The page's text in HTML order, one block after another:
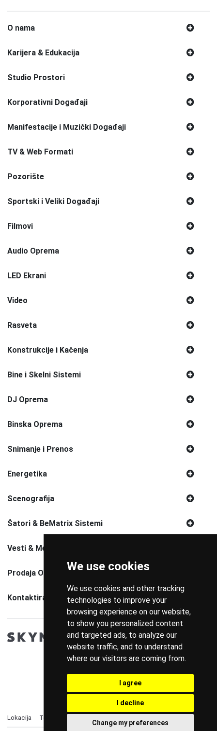
We use cookies
We use cookies and other tracking
technologies to improve your
browsing experience on our website,
to show you personalized content
and targeted ads, to analyze our
website traffic, and to understand
where our visitors are coming from.
I agree
I decline
Change my preferences
O nama
Karijera & Edukacija
Studio Prostori
Korporativni Događaji
Manifestacije i Muzički Događaji
TV & Web Formati
Pozorište
Sportski i Veliki Događaji
Filmovi
Audio Oprema
LED Ekrani
Video
Rasveta
Konstrukcije i Kačenja
Bine i Skelni Sistemi
DJ Oprema
Binska Oprema
Snimanje i Prenos
Energetika
Scenografija
Šatori & BeMatrix Sistemi
Vesti & Media
Prodaja Opreme
Kontaktirajte Nas
Lokacija Telefon